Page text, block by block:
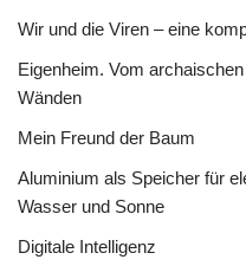
Wir und die Viren – eine
Eigenheim. Vom
Wänden
Mein Freund der Baum
Aluminium als Speicher für
Wasser und Sonne
Digitale Intelligenz